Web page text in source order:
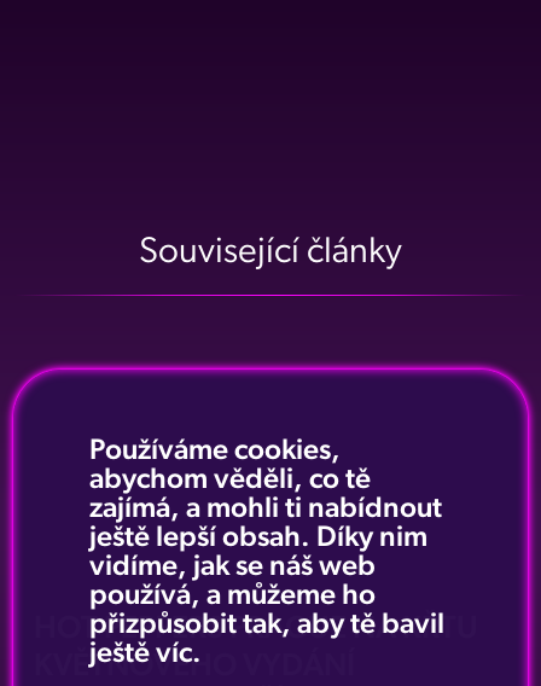
Související články
HOT PEPPERS PRAGUE NA KŘTU
KVĚTNOVÉHO VYDÁNÍ
Používáme cookies,
abychom věděli, co tě
zajímá, a mohli ti nabídnout
ještě lepší obsah. Díky nim
vidíme, jak se náš web
používá, a můžeme ho
přizpůsobit tak, aby tě bavil
ještě víc.